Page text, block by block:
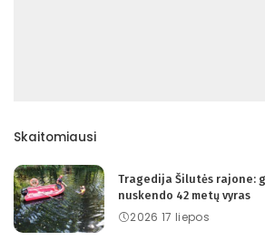
Skaitomiausi
Tragedija Šilutės rajone:
nuskendo 42 metų vyras
2026 17 liepos